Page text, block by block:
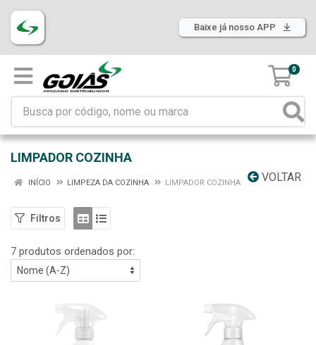
Baixe já nosso APP
0
LIMPADOR COZINHA
VOLTAR
INÍCIO LIMPEZA DA COZINHA LIMPADOR COZINHA
Filtros
7 produtos ordenados por: